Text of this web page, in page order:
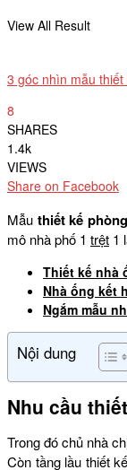
View All Result
3 góc nhìn mẫu
8
SHARES
1.4k
VIEWS
Share on Facebook
Mẫu thiết kế
mô nhà phố 1 trệt 1
Thiết kế nhà
Nhà ống kết
Ngắm mẫu
Nội dung
Nhu cầu
Trong đó chủ nhà
Còn tầng lầu thiết